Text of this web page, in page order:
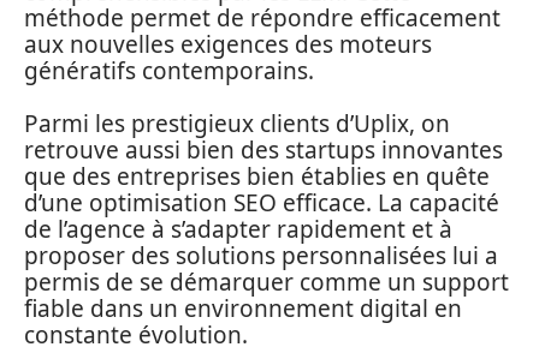
méthode permet de répondre efficacement
aux nouvelles exigences des moteurs
génératifs contemporains.
Parmi les prestigieux clients d’Uplix, on
retrouve aussi bien des startups innovantes
que des entreprises bien établies en quête
d’une optimisation SEO efficace. La capacité
de l’agence à s’adapter rapidement et à
proposer des solutions personnalisées lui a
permis de se démarquer comme un support
fiable dans un environnement digital en
constante évolution.